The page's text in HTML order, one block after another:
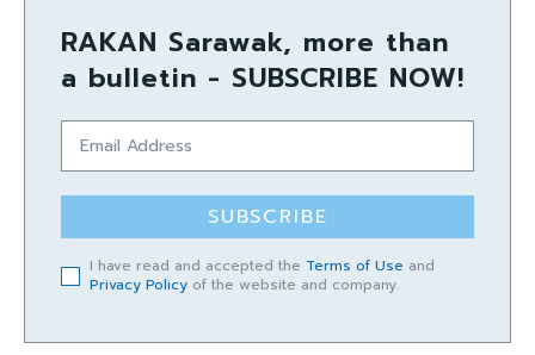
RAKAN Sarawak, more than
a bulletin - SUBSCRIBE NOW!
SUBSCRIBE
I have read and accepted the Terms of Use and
Privacy Policy of the website and company.